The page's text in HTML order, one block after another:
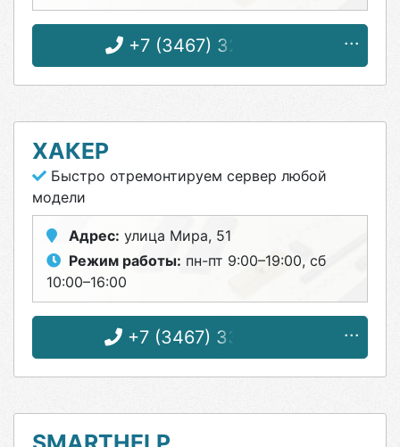
+7 (3467) 32-51-25
ХАКЕР
Быстро отремонтируем сервер любой
модели
Адрес: улица Мира, 51
Режим работы: пн-пт 9:00–19:00, сб
10:00–16:00
+7 (3467) 33-35-51